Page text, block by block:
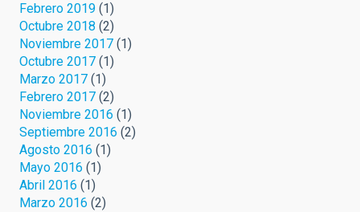
Febrero 2019 (1)
Octubre 2018 (2)
Noviembre 2017 (1)
Octubre 2017 (1)
Marzo 2017 (1)
Febrero 2017 (2)
Noviembre 2016 (1)
Septiembre 2016 (2)
Agosto 2016 (1)
Mayo 2016 (1)
Abril 2016 (1)
Marzo 2016 (2)